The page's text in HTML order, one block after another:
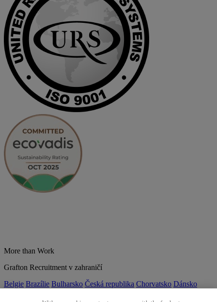
More than Work
Grafton Recruitment v zahraničí
Belgie Brazílie Bulharsko Česká republika Chorvatsko Dánsko